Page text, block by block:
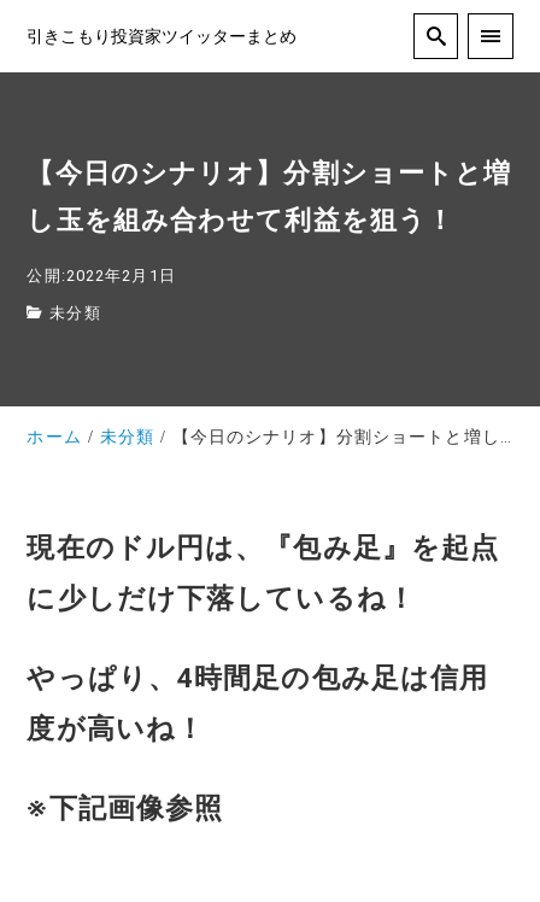
引きこもり投資家ツイッターまとめ
【今日のシナリオ】分割ショートと増
し玉を組み合わせて利益を狙う！
公開:2022年2月1日
未分類
ホーム 未分類 【今日のシナリオ】分割ショートと増し玉を組み合わせて利益を狙う！
現在のドル円は、『包み足』を起点
に少しだけ下落しているね！
やっぱり、4時間足の包み足は信用
度が高いね！
※下記画像参照